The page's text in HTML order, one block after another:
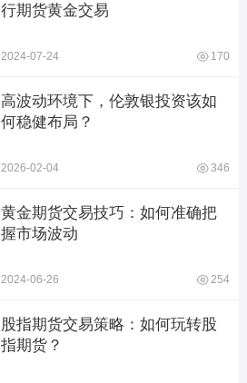
行期货黄金交易
2024-07-24 170
高波动环境下，伦敦银投资该如
何稳健布局？
2026-02-04 346
黄金期货交易技巧：如何准确把
握市场波动
2024-06-26 254
股指期货交易策略：如何玩转股
指期货？